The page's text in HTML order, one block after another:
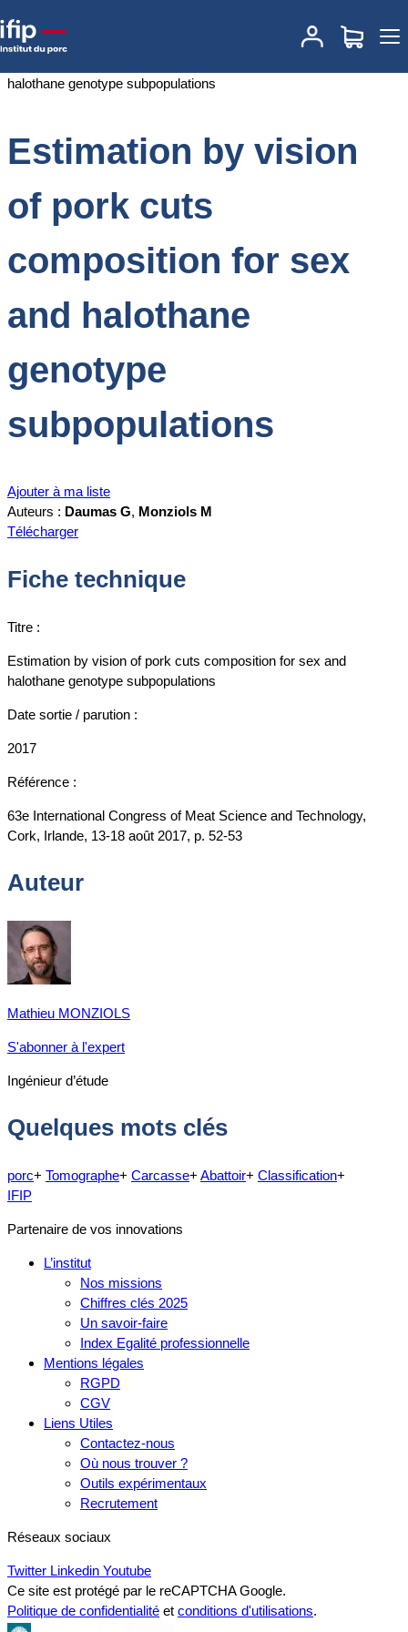
Accueil
Estimation by vision of pork cuts
composition for sex and halothane genotype subpopulations
Estimation by vision
of pork cuts
composition for sex
and halothane
genotype
subpopulations
Ajouter à ma liste
Auteurs : Daumas G, Monziols M
Télécharger
Fiche technique
Titre :
Estimation by vision of pork cuts composition for sex and
halothane genotype subpopulations
Date sortie / parution :
2017
Référence :
63e International Congress of Meat Science and Technology,
Cork, Irlande, 13-18 août 2017, p. 52-53
Auteur
Mathieu MONZIOLS
S'abonner à l'expert
Ingénieur d’étude
Quelques mots clés
porc+ Tomographe+ Carcasse+ Abattoir+ Classification+
IFIP
Partenaire de vos innovations
L’institut
Nos missions
Chiffres clés 2025
Un savoir-faire
Index Egalité professionnelle
Mentions légales
RGPD
CGV
Liens Utiles
Contactez-nous
Où nous trouver ?
Outils expérimentaux
Recrutement
Réseaux sociaux
Twitter Linkedin Youtube
Ce site est protégé par le reCAPTCHA Google.
Politique de confidentialité et conditions d'utilisations.